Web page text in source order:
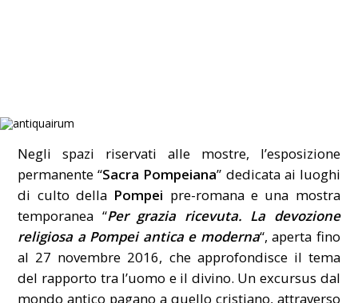
Negli spazi riservati alle mostre, l’esposizione
permanente “Sacra Pompeiana” dedicata ai luoghi
di culto della Pompei pre-romana e una mostra
temporanea “Per grazia ricevuta. La devozione
religiosa a Pompei antica e moderna“, aperta fino
al 27 novembre 2016, che approfondisce il tema
del rapporto tra l’uomo e il divino. Un excursus dal
mondo antico pagano a quello cristiano, attraverso